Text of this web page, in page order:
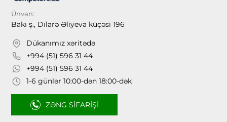
Ünvan:
Bakı ş., Dilarə Əliyeva küçəsi 196
Dükanımız xəritədə
+994 (51) 596 31 44
+994 (51) 596 31 44
1-6 günlər 10:00-dən 18:00-dək
ZƏNG SIFARIŞI